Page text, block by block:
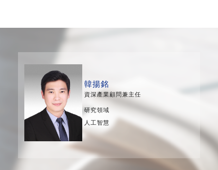
韓揚銘
資深產業顧問兼主任
研究領域
人工智慧